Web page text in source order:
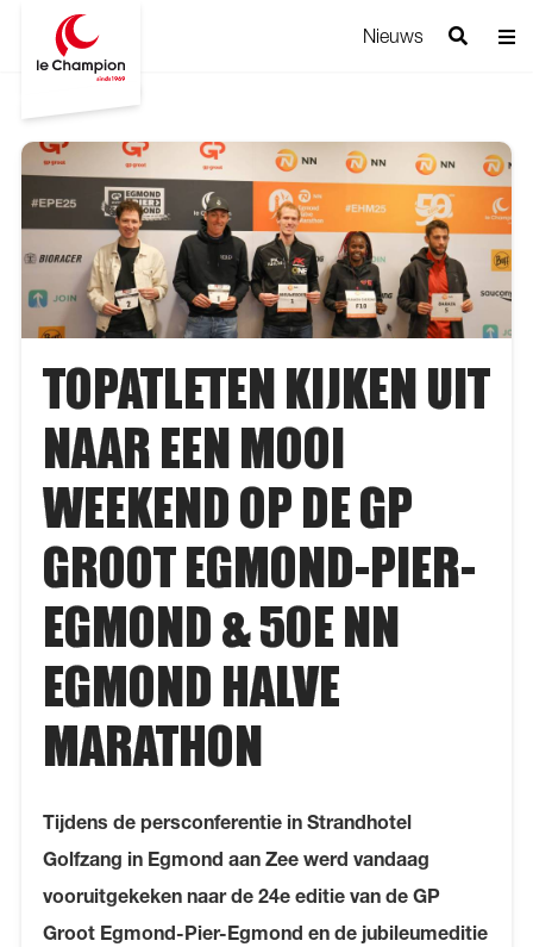
Nieuws
TOPATLETEN KIJKEN UIT
NAAR EEN MOOI
WEEKEND OP DE GP
GROOT EGMOND-PIER-
EGMOND & 50E NN
EGMOND HALVE
MARATHON
Tijdens de persconferentie in Strandhotel
Golfzang in Egmond aan Zee werd vandaag
vooruitgekeken naar de 24e editie van de GP
Groot Egmond-Pier-Egmond en de jubileumeditie